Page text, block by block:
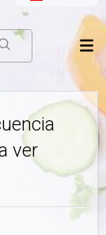
ver